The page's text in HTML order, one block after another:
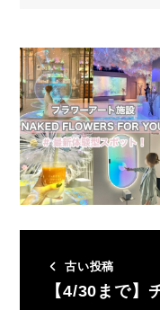
古い投稿
【4/30まで】